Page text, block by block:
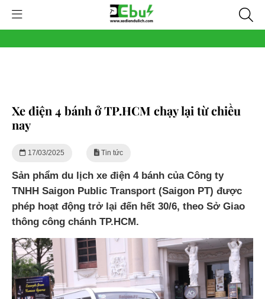
Xe điện 4 bánh ở TP.HCM chạy lại từ chiều
nay
17/03/2025 Tin tức
Sản phẩm du lịch xe điện 4 bánh của Công ty
TNHH Saigon Public Transport (Saigon PT) được
phép hoạt động trở lại đến hết 30/6, theo Sở Giao
thông công chánh TP.HCM.